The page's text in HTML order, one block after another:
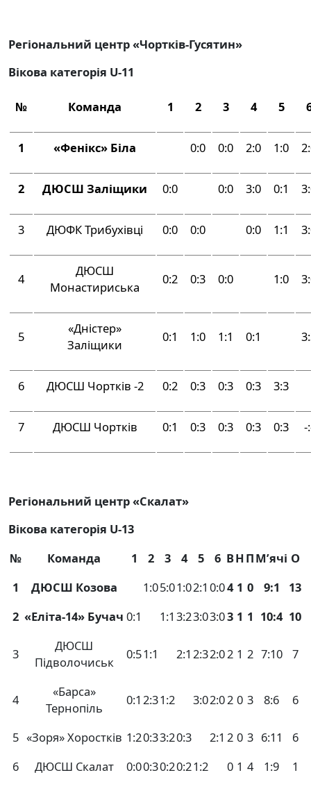
Регіональний центр «Чортків-Гусятин»
Вікова категорія U-11
№ Команда 1 2 3 4 5
1 «Фенікс» Біла 0:0 0:0 2:0 1:0
2 ДЮСШ Заліщики 0:0 0:0 3:0 0:1
3 ДЮФК Трибухівці 0:0 0:0 0:0 1:1
4
ДЮСШ
Монастириська
0:2 0:3 0:0 1:0
5
«Дністер»
Заліщики
0:1 1:0 1:1 0:1
6 ДЮСШ Чортків -2 0:2 0:3 0:3 0:3 3:3
7 ДЮСШ Чортків 0:1 0:3 0:3 0:3 0:3 -
Регіональний центр «Скалат»
Вікова категорія U-13
№
Команда 1 2 3 4 5 6 ВНПМ’ячі О
1
ДЮСШ Козова 1:05:01:02:1 0:04 1 0 9:1
13
2 «Еліта-14» Бучач 0:1 1:1 3:23:03:03 1 1 10:4 10
3
ДЮСШ
Підволочиськ
0:51:1 2:1 2:32:02 1 2 7:10 7
4
«Барса»
Тернопіль
0:1 2:31:2 3:02:02 0 3 8:6 6
5 «Зоря» Хоростків 1:20:33:20:3 2:1 2 0 3 6:11
6
6
ДЮСШ Скалат 0:00:30:20:21:2 0 1 4 1:9 1